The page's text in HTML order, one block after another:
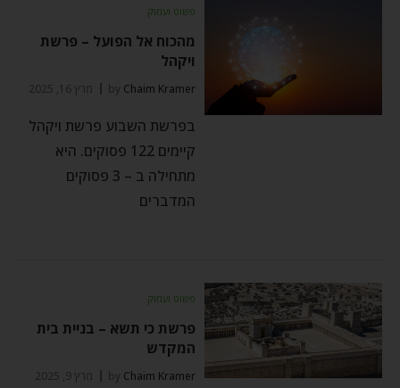
פשוט ועמוק
מהכוח אל הפועל – פרשת
ויקהל
by Chaim Kramer מרץ 16, 2025
בפרשת השבוע פרשת ויקהל
קיימים 122 פסוקים. היא
מתחילה ב – 3 פסוקים
המדברים
פשוט ועמוק
פרשת כי תשא – בניית בית
המקדש
by Chaim Kramer מרץ 9, 2025